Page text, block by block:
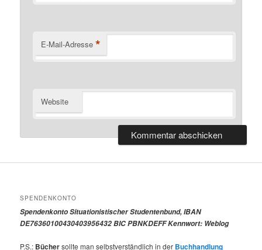
E-Mail-Adresse *
Website
SPENDENKONTO
Spendenkonto Situationistischer Studentenbund, IBAN
DE76360100430403956432 BIC PBNKDEFF Kennwort: Weblog
P.S.: Büchersollte man selbstverständlich in der Buchhandlung